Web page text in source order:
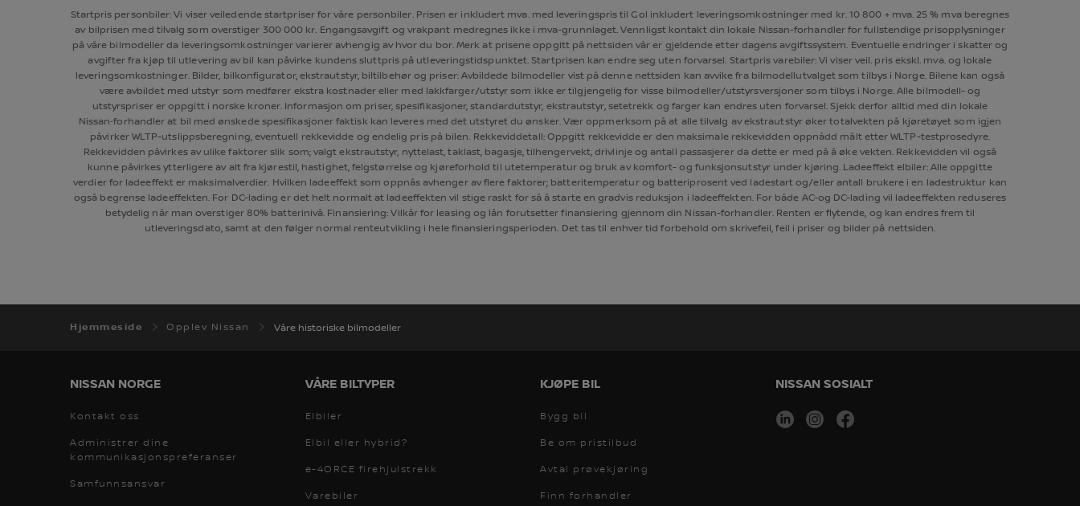
Startpris personbiler: Vi viser veiledende startpriser for våre personbiler. Prisen er inkludert mva. med leveringspris til Gol inkludert leveringsomkostninger med kr. 10 800 + mva. 25 % mva beregnes
av bilprisen med tilvalg som overstiger 300 000 kr. Engangsavgift og vrakpant medregnes ikke i mva-grunnlaget. Vennligst kontakt din lokale Nissan-forhandler for fullstendige prisopplysninger
på våre bilmodeller da leveringsomkostninger varierer avhengig av hvor du bor. Merk at prisene oppgitt på nettsiden vår er gjeldende etter dagens avgiftssystem. Eventuelle endringer i skatter og
avgifter fra kjøp til utlevering av bil kan påvirke kundens sluttpris på utleveringstidspunktet. Startprisen kan endre seg uten forvarsel. Startpris varebiler: Vi viser veil. pris ekskl. mva. og lokale
leveringsomkostninger. Bilder, bilkonfigurator, ekstrautstyr, biltilbehør og priser: Avbildede bilmodeller vist på denne nettsiden kan avvike fra bilmodellutvalget som tilbys i Norge. Bilene kan også
være avbildet med utstyr som medfører ekstra kostnader eller med lakkfarger/utstyr som ikke er tilgjengelig for visse bilmodeller/utstyrsversjoner som tilbys i Norge. Alle bilmodell- og
utstyrspriser er oppgitt i norske kroner. Informasjon om priser, spesifikasjoner, standardutstyr, ekstrautstyr, setetrekk og farger kan endres uten forvarsel. Sjekk derfor alltid med din lokale
Nissan‑forhandler at bil med ønskede spesifikasjoner faktisk kan leveres med det utstyret du ønsker. Vær oppmerksom på at alle tilvalg av ekstrautstyr øker totalvekten på kjøretøyet som igjen
påvirker WLTP-utslippsberegning, eventuell rekkevidde og endelig pris på bilen. Rekkeviddetall: Oppgitt rekkevidde er den maksimale rekkevidden oppnådd målt etter WLTP-testprosedyre.
Rekkevidden påvirkes av ulike faktorer slik som; valgt ekstrautstyr, nyttelast, taklast, bagasje, tilhengervekt, drivlinje og antall passasjerer da dette er med på å øke vekten. Rekkevidden vil også
kunne påvirkes ytterligere av alt fra kjørestil, hastighet, felgstørrelse og kjøreforhold til utetemperatur og bruk av komfort- og funksjonsutstyr under kjøring. Ladeeffekt elbiler: Alle oppgitte
verdier for ladeeffekt er maksimalverdier. Hvilken ladeeffekt som oppnås avhenger av flere faktorer; batteritemperatur og batteriprosent ved ladestart og/eller antall brukere i en ladestruktur kan
også begrense ladeeffekten. For DC-lading er det helt normalt at ladeeffekten vil stige raskt for så å starte en gradvis reduksjon i ladeeffekten. For både AC-og DC-lading vil ladeeffekten reduseres
betydelig når man overstiger 80% batterinivå. Finansiering: Vilkår for leasing og lån forutsetter finansiering gjennom din Nissan-forhandler. Renten er flytende, og kan endres frem til
utleveringsdato, samt at den følger normal renteutvikling i hele finansieringsperioden. Det tas til enhver tid forbehold om skrivefeil, feil i priser og bilder på nettsiden.
Hjemmeside Opplev Nissan Våre historiske bilmodeller
NISSAN NORGE
Kontakt oss
Administrer dine
kommunikasjonspreferanser
Samfunnsansvar
VÅRE BILTYPER
Elbiler
Elbil eller hybrid?
e-4ORCE firehjulstrekk
Varebiler
KJØPE BIL
Bygg bil
Be om pristilbud
Avtal prøvekjøring
Finn forhandler
NISSAN SOSIALT
linkedininstagram